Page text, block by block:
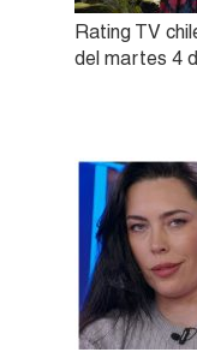
Rating TV
del martes 4